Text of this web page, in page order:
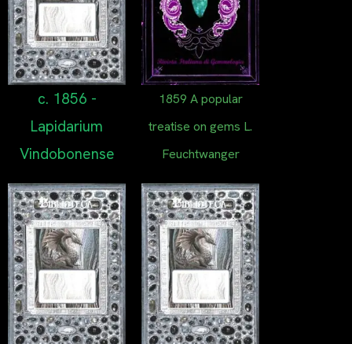
c. 1856 -
Lapidarium
Vindobonense
1859 A popular
treatise on gems L.
Feuchtwanger